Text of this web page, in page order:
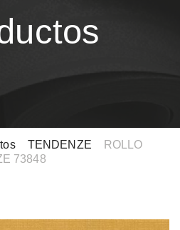
> TENDENZE
ROLLO
73848